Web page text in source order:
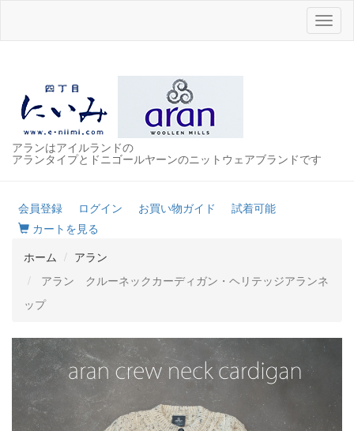
アランはアイルランドの
アランタイプとドニゴールヤーンのニットウェアブランドです
会員登録 ログイン お買い物ガイド
試着可能
カートを見る
ホーム
アラン
アラン クルーネックカーディガン・ヘリテッジアランネ
ップ